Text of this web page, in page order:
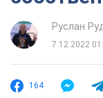
Руслан
7.12.2022
164